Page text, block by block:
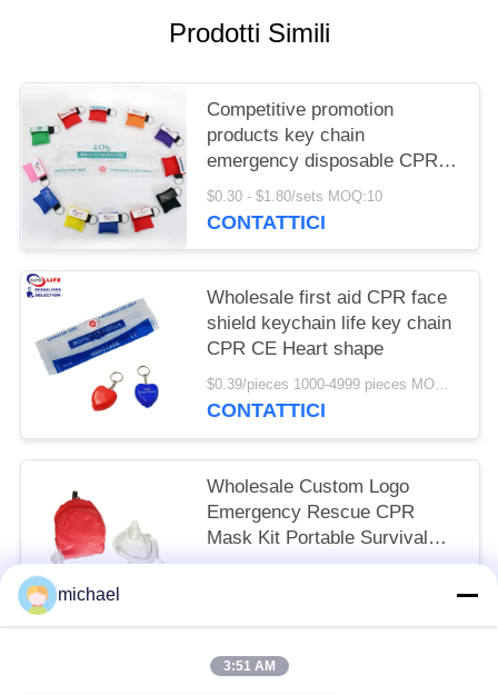
Prodotti Simili
Competitive promotion
products key chain
emergency disposable CPR
face shields
$0.30 - $1.80/sets MOQ:10
CONTATTICI
Wholesale first aid CPR face
shield keychain life key chain
CPR CE Heart shape
$0.39/pieces 1000-4999 pieces MOQ:10
CONTATTICI
Wholesale Custom Logo
Emergency Rescue CPR
Mask Kit Portable Survival
CPR Mask Kit
michael
3:51 AM